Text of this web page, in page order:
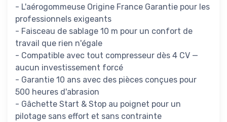
- L'aérogommeuse Origine France Garantie pour les
professionnels exigeants
- Faisceau de sablage 10 m pour un confort de
travail que rien n'égale
- Compatible avec tout compresseur dès 4 CV —
aucun investissement forcé
- Garantie 10 ans avec des pièces conçues pour
500 heures d'abrasion
- Gâchette Start & Stop au poignet pour un
pilotage sans effort et sans contrainte